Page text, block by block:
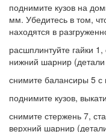
поднимите кузов на
мм. Убедитесь в том,
находятся в
расшплинтуйте гайки
нижний шарнир
снимите балансиры 5 с
поднимите кузов,
снимите стержень 7,
верхний шарнир